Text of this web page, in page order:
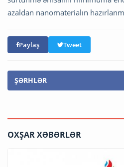
azaldan nanomaterialın
Paylaş Tweet
ŞƏRHLƏR
OXŞAR XƏBƏRLƏR